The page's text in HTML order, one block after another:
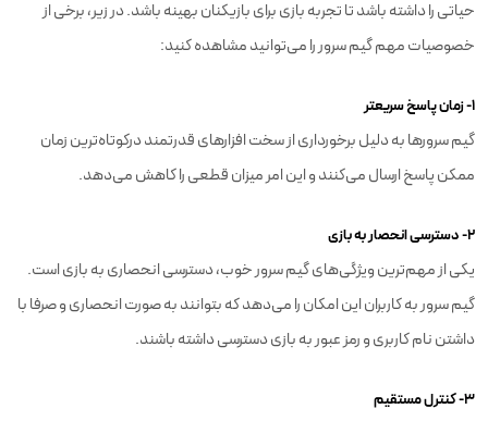
حیاتی را داشته باشد تا تجربه بازی برای بازیکنان بهینه باشد. در زیر، برخی از
خصوصیات مهم گیم سرور را می‌توانید مشاهده کنید:
۱- زمان پاسخ سریعتر
گیم سرورها به دلیل برخورداری از سخت افزارهای قدرتمند درکوتاه‌ترین زمان
ممکن پاسخ ارسال می‌کنند و این امر میزان قطعی را کاهش می‌دهد.
۲- دسترسی انحصار به بازی
یکی از مهم‌ترین ویژگی‌های گیم سرور خوب، دسترسی انحصاری به بازی است.
گیم سرور به کاربران این امکان را می‌دهد که بتوانند به صورت انحصاری و صرفا با
داشتن نام کاربری و رمز عبور به بازی دسترسی داشته باشند.
۳- کنترل مستقیم